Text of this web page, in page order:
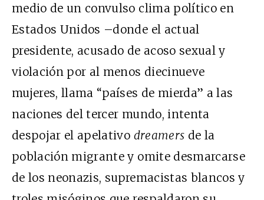
medio de un convulso clima político en
Estados Unidos –donde el actual
presidente, acusado de acoso sexual y
violación por al menos diecinueve
mujeres, llama “países de mierda” a las
naciones del tercer mundo, intenta
despojar el apelativo dreamers de la
población migrante y omite desmarcarse
de los neonazis, supremacistas blancos y